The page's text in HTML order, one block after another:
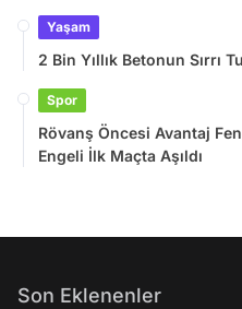
Yaşam
2 Bin Yıllık Betonun Sırrı
Spor
Rövanş Öncesi Avantaj
Engeli İlk Maçta Aşıldı
Son Eklenenler